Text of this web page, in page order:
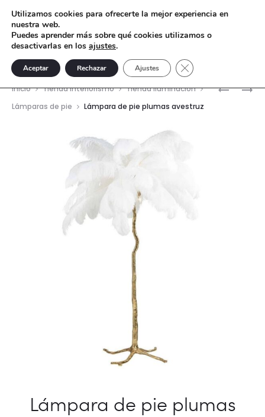
MESA
Inicio Tienda interiorismo
Tienda Iluminación
Lámparas de pie
Lámpara de pie plumas avestruz
Lámpara de pie plumas
Utilizamos cookies para ofrecerte la mejor experiencia en
nuestra web.
Puedes aprender más sobre qué cookies utilizamos o
desactivarlas en los ajustes.
Aceptar Rechazar Ajustes Cerrar el banner de